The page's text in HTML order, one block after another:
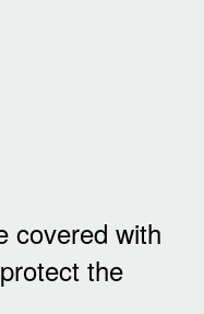
covered with
the